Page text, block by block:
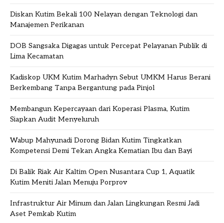
Diskan Kutim Bekali 100 Nelayan dengan Teknologi dan
Manajemen Perikanan
DOB Sangsaka Digagas untuk Percepat Pelayanan Publik di
Lima Kecamatan
Kadiskop UKM Kutim Marhadyn Sebut UMKM Harus Berani
Berkembang Tanpa Bergantung pada Pinjol
Membangun Kepercayaan dari Koperasi Plasma, Kutim
Siapkan Audit Menyeluruh
Wabup Mahyunadi Dorong Bidan Kutim Tingkatkan
Kompetensi Demi Tekan Angka Kematian Ibu dan Bayi
Di Balik Riak Air Kaltim Open Nusantara Cup 1, Aquatik
Kutim Meniti Jalan Menuju Porprov
Infrastruktur Air Minum dan Jalan Lingkungan Resmi Jadi
Aset Pemkab Kutim